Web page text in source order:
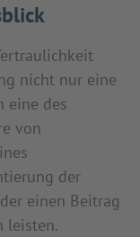
nicht nur eine
eine des
von
der
einen Beitrag
leisten.